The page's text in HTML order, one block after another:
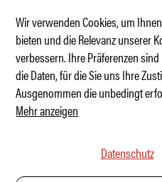
Ferrari Amalfi Spider –
Wir verwenden Cookies, um
bieten und die Relevanz unserer
verbessern. Ihre Präferenzen
die Daten, für die Sie uns Ihre
Ausgenommen die unbedingt
Mehr anzeigen
Datenschutz